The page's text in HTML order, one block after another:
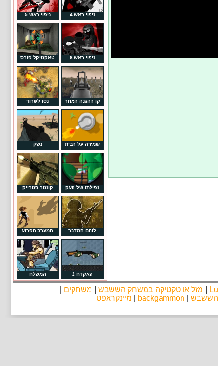
ניפוי ראש 4 ניפוי ראש 5
ניפוי ראש 6 טאקטיקל פורס
קו ההגנה האחר נסו לשרוד
שמירה על הבית נשק
נפילתו של העק קונטר סטרייק
לוחם המדבר המערב הפרוע
האקדח 2 המשלח
מזל או טקטיקה במשחק הששבש משחקים
הששבש
backgammon מיינקראפט